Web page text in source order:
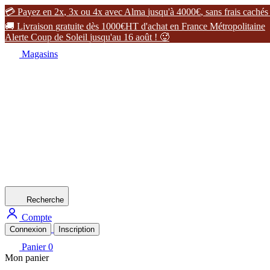
 Payez en 2x, 3x ou 4x avec Alma jusqu'à 4000€, sans frais cachés
 Livraison gratuite dès 1000€HT d'achat en France Métropolitaine
Alerte Coup de Soleil jusqu'au 16 août ! 
Magasins
Recherche
Compte
Connexion Inscription
Panier 0
Mon panier